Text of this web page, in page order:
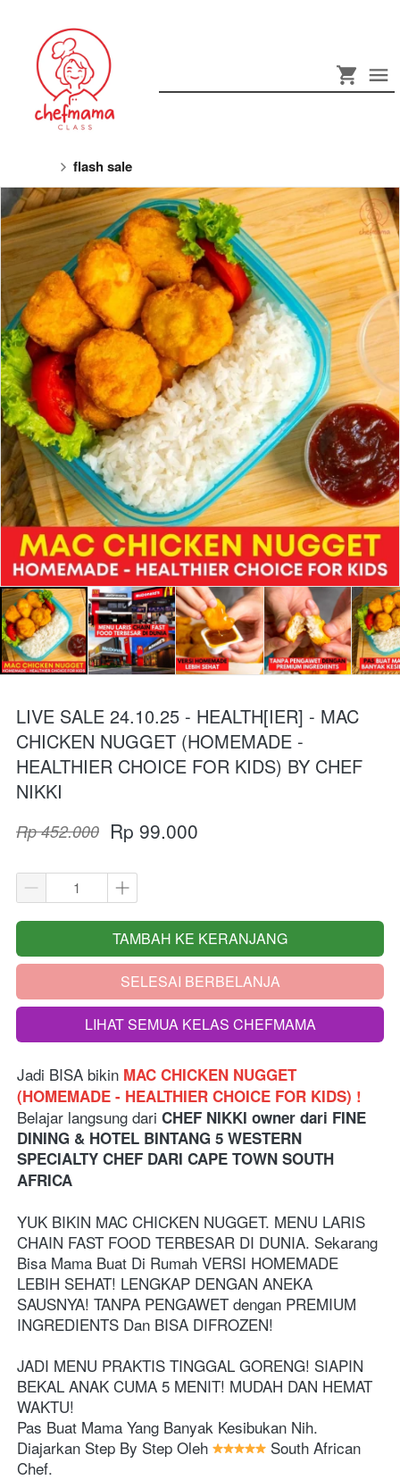
flash sale
LIVE SALE 24.10.25 - HEALTH[IER] - MAC
CHICKEN NUGGET (HOMEMADE -
HEALTHIER CHOICE FOR KIDS) BY CHEF
NIKKI
Rp 452.000 Rp 99.000
`
TAMBAH KE KERANJANG
`SELESAI BERBELANJA
`LIHAT SEMUA KELAS CHEFMAMA
Jadi BISA bikin MAC CHICKEN NUGGET
(HOMEMADE - HEALTHIER CHOICE FOR KIDS)
Belajar langsung dari CHEF NIKKI owner dari FINE
DINING & HOTEL BINTANG 5 WESTERN
SPECIALTY CHEF DARI CAPE TOWN SOUTH
AFRICA
YUK BIKIN MAC CHICKEN NUGGET. MENU LARIS
CHAIN FAST FOOD TERBESAR DI DUNIA. Sekarang
Bisa Mama Buat Di Rumah VERSI HOMEMADE
LEBIH SEHAT! LENGKAP DENGAN ANEKA
SAUSNYA! TANPA PENGAWET dengan PREMIUM
INGREDIENTS Dan BISA DIFROZEN!
JADI MENU PRAKTIS TINGGAL GORENG! SIAPIN
BEKAL ANAK CUMA 5 MENIT! MUDAH DAN HEMAT
WAKTU!
Pas Buat Mama Yang Banyak Kesibukan Nih.
Diajarkan Step By Step Oleh
South African
Chef.